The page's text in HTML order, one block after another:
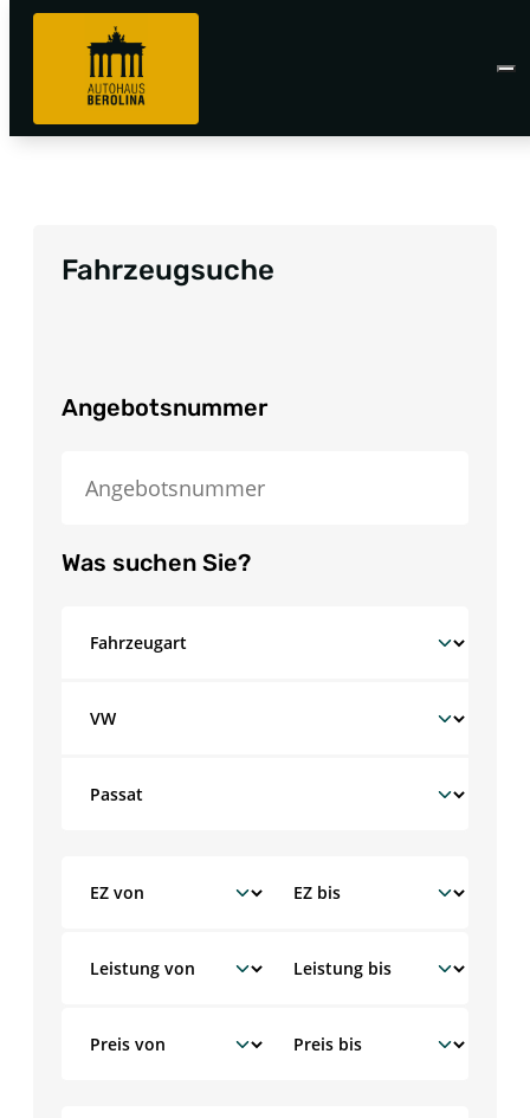
Fahrzeugsuche
Angebotsnummer
Was suchen Sie?